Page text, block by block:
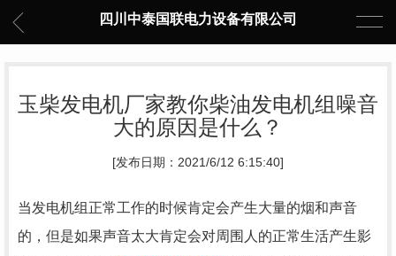
四川中泰国联电力设备有限公司
玉柴发电机厂家教你柴油发电机组噪音
大的原因是什么？
[发布日期：2021/6/12 6:15:40]
当发电机组正常工作的时候肯定会产生大量的烟和声音
的，但是如果声音太大肯定会对周围人的正常生活产生影